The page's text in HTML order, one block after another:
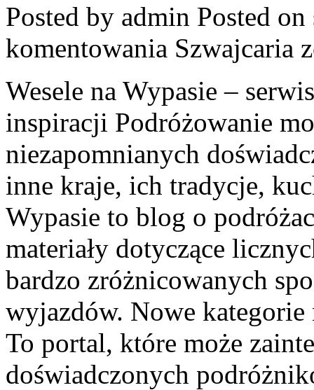
Posted by admin Posted
komentowania Szwajcaria
Wesele na Wypasie –
inspiracji Podróżowanie
niezapomnianych
inne kraje, ich tradycje,
Wypasie to blog o
materiały dotyczące
bardzo zróżnicowanych
wyjazdów. Nowe
To portal, które może
doświadczonych